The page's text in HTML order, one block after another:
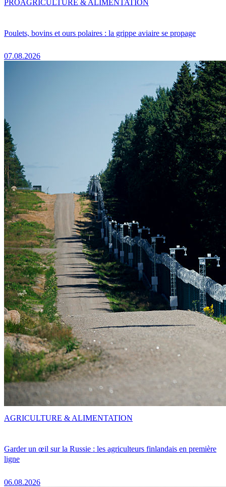
Poulets, bovins et ours polaires : la grippe aviaire se propage
07.08.2026
PROAGRICULTURE & ALIMENTATION
Garder un œil sur la Russie : les agriculteurs finlandais en première
ligne
06.08.2026
AGRICULTURE & ALIMENTATION